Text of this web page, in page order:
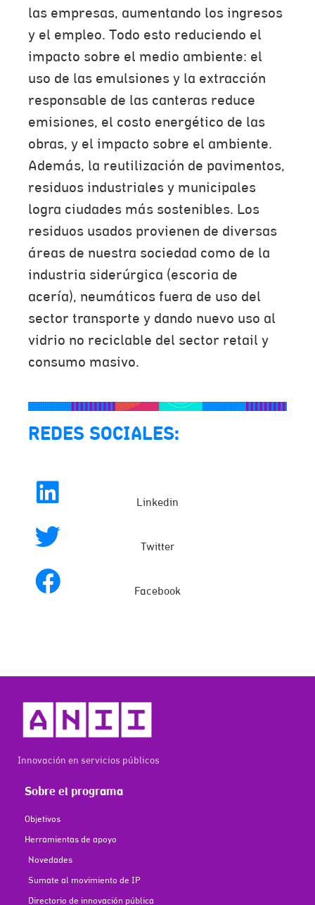
las empresas, aumentando los ingresos
y el empleo. Todo esto reduciendo el
impacto sobre el medio ambiente: el
uso de las emulsiones y la extracción
responsable de las canteras reduce
emisiones, el costo energético de las
obras, y el impacto sobre el ambiente.
Además, la reutilización de pavimentos,
residuos industriales y municipales
logra ciudades más sostenibles. Los
residuos usados provienen de diversas
áreas de nuestra sociedad como de la
industria siderúrgica (escoria de
acería), neumáticos fuera de uso del
sector transporte y dando nuevo uso al
vidrio no reciclable del sector retail y
consumo masivo.
REDES SOCIALES:
Linkedin
Twitter
Facebook
Innovación en servicios públicos
Sobre el programa
Objetivos
Herramientas de apoyo
Novedades
Sumate al movimiento de IP
Directorio de innovación pública